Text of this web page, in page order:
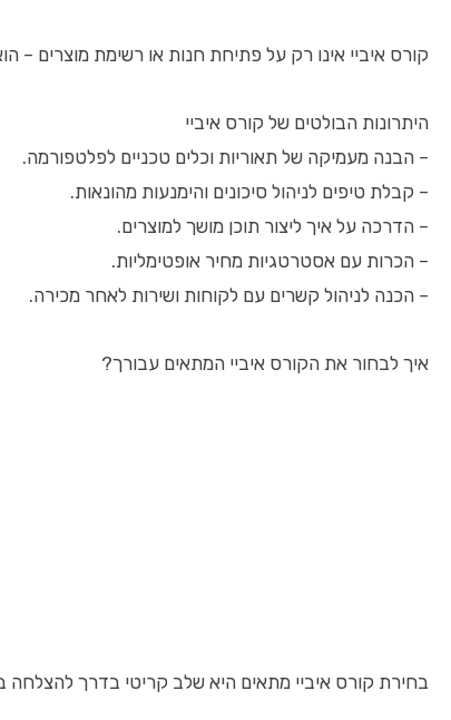
קורס איביי אינו רק על פתיחת חנות או רשימת מוצרים –
היתרונות הבולטים של קורס איביי
– הבנה מעמיקה של תאוריות וכלים טכניים לפלטפורמה.
– קבלת טיפים לניהול סיכונים והימנעות מהונאות.
– הדרכה על איך ליצור תוכן מושך למוצרים.
– הכרות עם אסטרטגיות מחיר אופטימליות.
– הכנה לניהול קשרים עם לקוחות ושירות לאחר מכירה.
איך לבחור את הקורס איביי המתאים עבורך?
בחירת קורס איביי מתאים היא שלב קריטי בדרך